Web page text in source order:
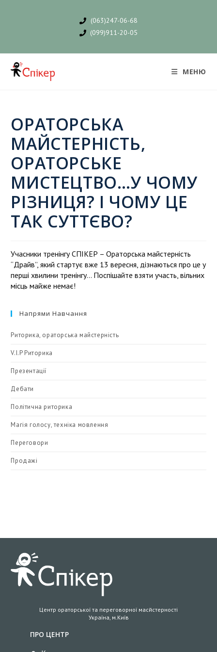
(063)247-06-68
(099)911-20-05
МЕНЮ
ОРАТОРСЬКА
МАЙСТЕРНІСТЬ,
ОРАТОРСЬКЕ
МИСТЕЦТВО…У ЧОМУ
РІЗНИЦЯ? І ЧОМУ ЦЕ
ТАК СУТТЄВО?
Учасники тренінгу СПІКЕР – Ораторська майстерність
“Драйв”, який стартує вже 13 вересня, дізнаються про це у
перші хвилини тренінгу… Поспішайте взяти участь, вільних
місць майже немає!
Напрями Навчання
Риторика, ораторська майстерність
V.I.P Риторика
Презентації
Дебати
Політична риторика
Магія голосу, техніка мовлення
Переговори
Продажі
Центр ораторської та переговорної масйстерності
Україна, м.Київ
ПРО ЦЕНТР